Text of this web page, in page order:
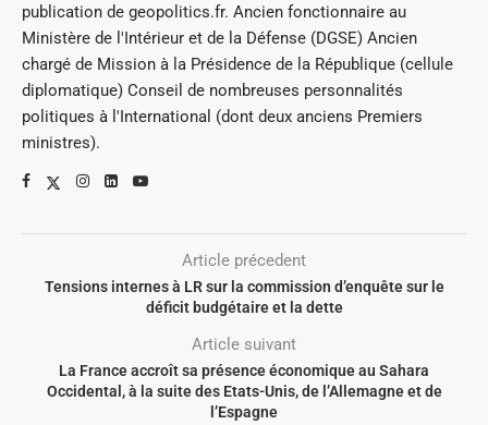
publication de geopolitics.fr. Ancien fonctionnaire au
Ministère de l'Intérieur et de la Défense (DGSE) Ancien
chargé de Mission à la Présidence de la République (cellule
diplomatique) Conseil de nombreuses personnalités
politiques à l'International (dont deux anciens Premiers
ministres).
Article précedent
Tensions internes à LR sur la commission d’enquête sur le
déficit budgétaire et la dette
Article suivant
La France accroît sa présence économique au Sahara
Occidental, à la suite des Etats-Unis, de l’Allemagne et de
l’Espagne